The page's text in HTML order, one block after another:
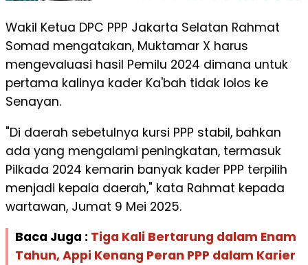
Wakil Ketua DPC PPP Jakarta Selatan Rahmat
Somad mengatakan, Muktamar X harus
mengevaluasi hasil Pemilu 2024 dimana untuk
pertama kalinya kader Ka'bah tidak lolos ke
Senayan.
"Di daerah sebetulnya kursi PPP stabil, bahkan
ada yang mengalami peningkatan, termasuk
Pilkada 2024 kemarin banyak kader PPP terpilih
menjadi kepala daerah," kata Rahmat kepada
wartawan, Jumat 9 Mei 2025.
Baca Juga : Tiga Kali Bertarung dalam Enam
Tahun, Appi Kenang Peran PPP dalam Karier